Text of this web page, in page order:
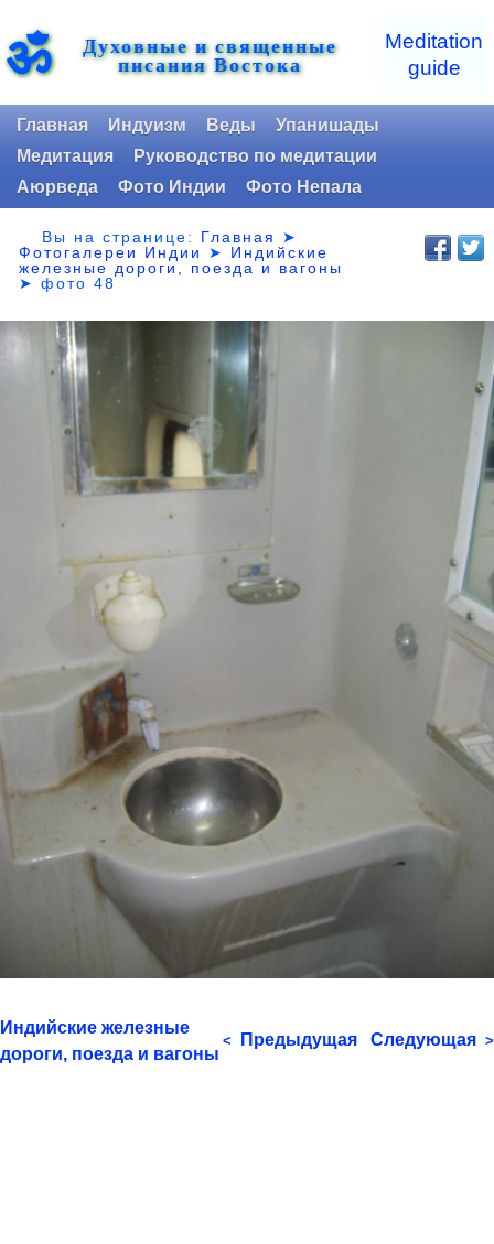
ॐ Духовные и священные
писания Востока
Meditation
guide
Главная Индуизм Веды
Упанишады
Медитация
Руководство по медитации
Аюрведа
Фото Индии Фото Непала
Вы на странице: Главная
➤
Фотогалереи Индии
➤ Индийские
железные дороги, поезда и вагоны
➤фото 48
Индийские железные
дороги, поезда и вагоны
< Предыдущая Следующая >